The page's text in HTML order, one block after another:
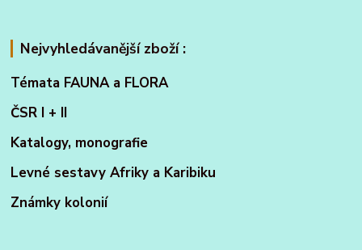
Nejvyhledávanější zboží :
Témata FAUNA a FLORA
ČSR I + II
Katalogy, monografie
Levné sestavy Afriky a Karibiku
Známky kolonií